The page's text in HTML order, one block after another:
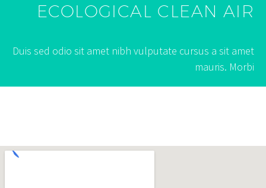
ECOLOGICAL CLEAN AIR
Duis sed odio sit amet nibh vulputate cursus a sit amet
mauris. Morbi